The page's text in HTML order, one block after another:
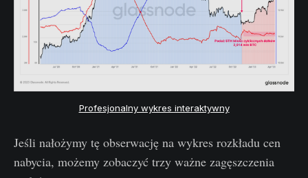
Profesjonalny wykres interaktywny
Jeśli nałożymy tę obserwację na wykres rozkładu cen
nabycia, możemy zobaczyć trzy ważne zagęszczenia